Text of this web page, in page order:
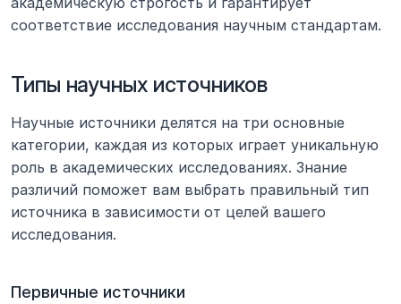
соответствие исследования научным стандартам.
Типы научных источников
Научные источники делятся на три основные
категории, каждая из которых играет уникальную
роль в академических исследованиях. Знание
различий поможет вам выбрать правильный тип
источника в зависимости от целей вашего
исследования.
Первичные источники